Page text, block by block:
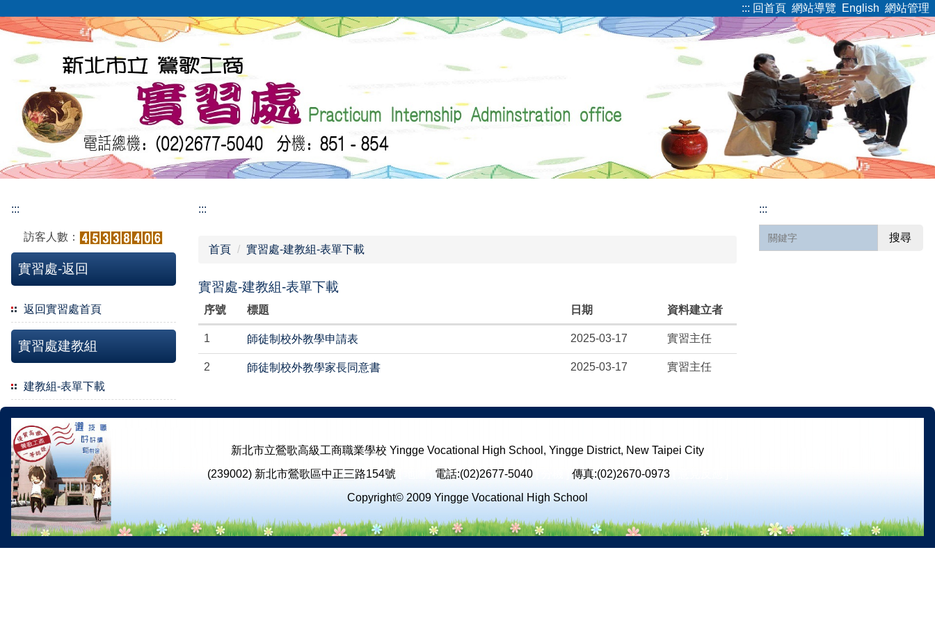
到
要
::: 回首頁 網站導覽 English 網站管理
:::
訪客人數：
實習處-返回
返回實習處首頁
實習處建教組
建教組-表單下載
:::
首頁 實習處-建教組-表單下載
實習處-建教組-表單下載
序號 標題 日期 資料建立者
1 師徒制校外教學申請表 2025-03-17 實習主任
2 師徒制校外教學家長同意書 2025-03-17 實習主任
:::
搜尋
新北市立鶯歌高級工商職業學校 Yingge Vocational High School, Yingge District, New Taipei City
(239002) 新北市鶯歌區中正三路154號
電話:(02)2677-5040 傳真:(02)2670-0973
Copyright© 2009 Yingge Vocational High School